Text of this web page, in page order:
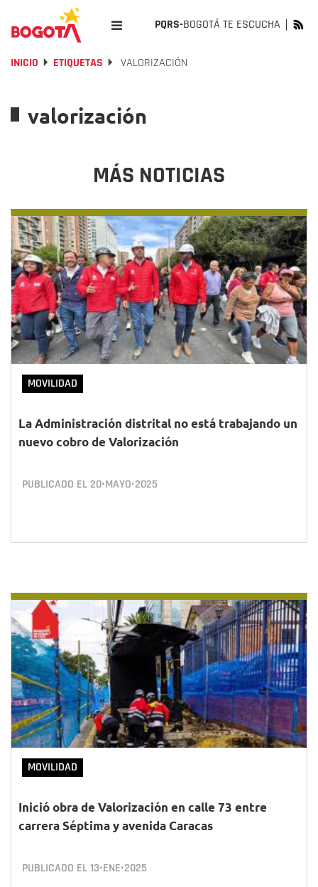
PQRS-BOGOTÁ TE ESCUCHA
INICIO ETIQUETAS VALORIZACIÓN
valorización
MÁS NOTICIAS
MOVILIDAD
La Administración distrital no está trabajando un
nuevo cobro de Valorización
PUBLICADO EL 20•MAYO•2025
MOVILIDAD
Inició obra de Valorización en calle 73 entre
carrera Séptima y avenida Caracas
PUBLICADO EL13•ENE•2025